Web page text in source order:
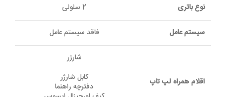
نوع باتری 2 سلولی
سیستم عامل فاقد سیستم عامل
اقلام همراه لپ تاپ
شارژر
کابل شارژر
دفترچه راهنما